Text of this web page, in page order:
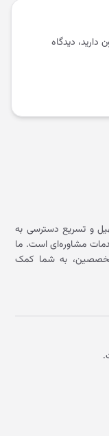
دارید، دیدگاه
و تسریع دسترسی به
مشاوره‌ای است. ما
متخصصین، به شما کمک